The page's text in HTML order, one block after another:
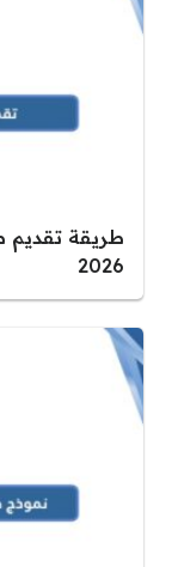
طريقة تقديم
2026